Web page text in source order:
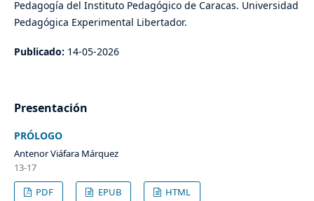
Pedagogía del Instituto Pedagógico de Caracas. Universidad
Pedagógica Experimental Libertador.
Publicado: 14-05-2026
Presentación
PRÓLOGO
Antenor Viáfara Márquez
13-17
PDF
EPUB HTML